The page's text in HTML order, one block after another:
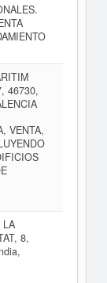
46730,
VENTA,
LA
8,